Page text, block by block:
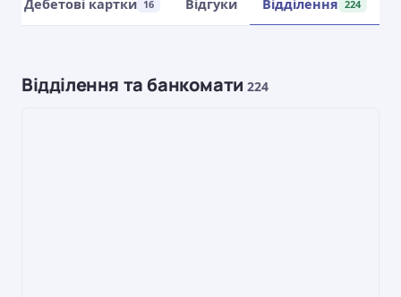
Дебетові картки 16 Відгуки Відділення 224
Відділення та банкомати224